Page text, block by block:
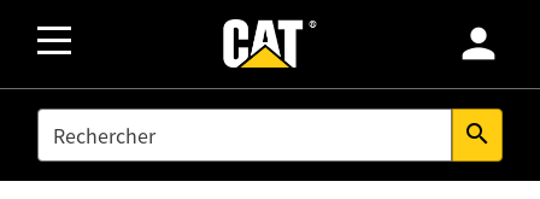
person
SEARCH search